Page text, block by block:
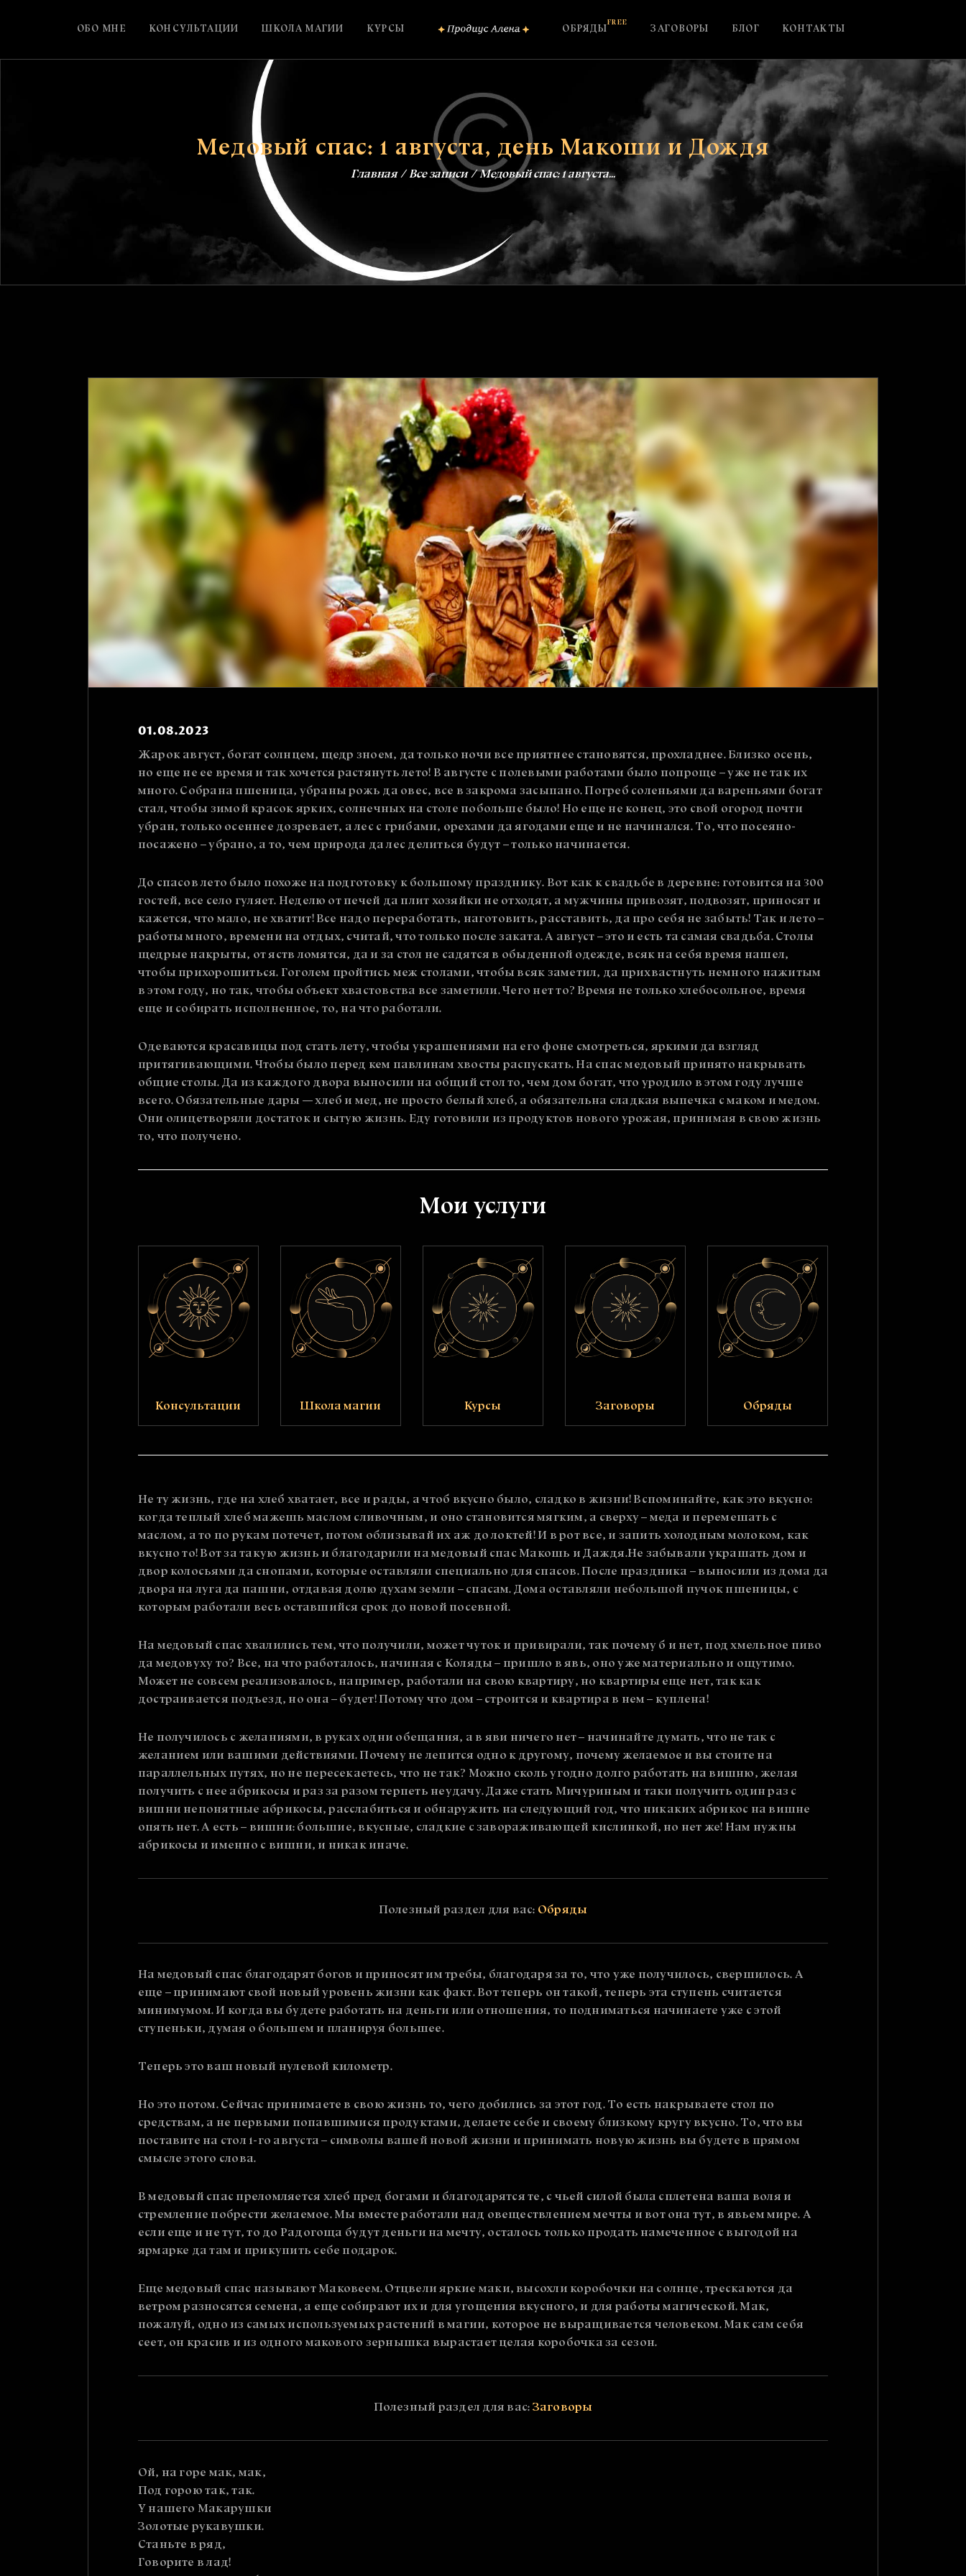
ОБО МНЕ КОНСУЛЬТАЦИИ ШКОЛА МАГИИ КУРСЫ ОБРЯДЫ
FREE
ЗАГОВОРЫ БЛОГ КОНТАКТЫ
Медовый спас: 1 августа, день Макоши и Дождя
Главная Все записи Медовый спас: 1 августа...
КОНСУЛЬТАЦИИ
ШКОЛА МАГИИ
ОБРЯДЫFREE
БЛОГ
КОНТАКТЫ
01.08.2023
Жарок август, богат солнцем, щедр зноем, да только ночи все приятнее становятся, прохладнее. Близко осень,
но еще не ее время и так хочется растянуть лето! В августе с полевыми работами было попроще – уже не так их
много. Собрана пшеница, убраны рожь да овес, все в закрома засыпано. Погреб соленьями да вареньями богат
стал, чтобы зимой красок ярких, солнечных на столе побольше было! Но еще не конец, это свой огород почти
убран, только осеннее дозревает, а лес с грибами, орехами да ягодами еще и не начинался. То, что посеяно-
посажено – убрано, а то, чем природа да лес делиться будут – только начинается.
До спасов лето было похоже на подготовку к большому празднику. Вот как к свадьбе в деревне: готовится на 300
гостей, все село гуляет. Неделю от печей да плит хозяйки не отходят, а мужчины привозят, подвозят, приносят и
кажется, что мало, не хватит! Все надо переработать, наготовить, расставить, да про себя не забыть! Так и лето –
работы много, времени на отдых, считай, что только после заката. А август – это и есть та самая свадьба. Столы
щедрые накрыты, от яств ломятся, да и за стол не садятся в обыденной одежде, всяк на себя время нашел,
чтобы прихорошиться. Гоголем пройтись меж столами, чтобы всяк заметил, да прихвастнуть немного нажитым
в этом году, но так, чтобы объект хвастовства все заметили. Чего нет то? Время не только хлебосольное, время
еще и собирать исполненное, то, на что работали.
Одеваются красавицы под стать лету, чтобы украшениями на его фоне смотреться, яркими да взгляд
притягивающими. Чтобы было перед кем павлинам хвосты распускать. На спас медовый принято накрывать
общие столы. Да из каждого двора выносили на общий стол то, чем дом богат, что уродило в этом году лучше
всего. Обязательные дары — хлеб и мед, не просто белый хлеб, а обязательна сладкая выпечка с маком и медом.
Они олицетворяли достаток и сытую жизнь. Еду готовили из продуктов нового урожая, принимая в свою жизнь
то, что получено.
Мои услуги
Консультации Школа магии Курсы Заговоры Обряды
Не ту жизнь, где на хлеб хватает, все и рады, а чтоб вкусно было, сладко в жизни! Вспоминайте, как это вкусно:
когда теплый хлеб мажешь маслом сливочным, и оно становится мягким, а сверху – меда и перемешать с
маслом, а то по рукам потечет, потом облизывай их аж до локтей! И в рот все, и запить холодным молоком, как
вкусно то! Вот за такую жизнь и благодарили на медовый спас Макошь и Даждя.Не забывали украшать дом и
двор колосьями да снопами, которые оставляли специально для спасов. После праздника – выносили из дома да
двора на луга да пашни, отдавая долю духам земли – спасам. Дома оставляли небольшой пучок пшеницы, с
которым работали весь оставшийся срок до новой посевной.
На медовый спас хвалились тем, что получили, может чуток и привирали, так почему б и нет, под хмельное пиво
да медовуху то? Все, на что работалось, начиная с Коляды – пришло в явь, оно уже материально и ощутимо.
Может не совсем реализовалось, например, работали на свою квартиру, но квартиры еще нет, так как
достраивается подъезд, но она – будет! Потому что дом – строится и квартира в нем – куплена!
Не получилось с желаниями, в руках одни обещания, а в яви ничего нет – начинайте думать, что не так с
желанием или вашими действиями. Почему не лепится одно к другому, почему желаемое и вы стоите на
параллельных путях, но не пересекаетесь, что не так? Можно сколь угодно долго работать на вишню, желая
получить с нее абрикосы и раз за разом терпеть неудачу. Даже стать Мичуриным и таки получить один раз с
вишни непонятные абрикосы, расслабиться и обнаружить на следующий год, что никаких абрикос на вишне
опять нет. А есть – вишни: большие, вкусные, сладкие с завораживающей кислинкой, но нет же! Нам нужны
абрикосы и именно с вишни, и никак иначе.
Полезный раздел для вас: Обряды
На медовый спас благодарят богов и приносят им требы, благодаря за то, что уже получилось, свершилось. А
еще – принимают свой новый уровень жизни как факт. Вот теперь он такой, теперь эта ступень считается
минимумом. И когда вы будете работать на деньги или отношения, то подниматься начинаете уже с этой
ступеньки, думая о большем и планируя большее.
Теперь это ваш новый нулевой километр.
Но это потом. Сейчас принимаете в свою жизнь то, чего добились за этот год. То есть накрываете стол по
средствам, а не первыми попавшимися продуктами, делаете себе и своему близкому кругу вкусно. То, что вы
поставите на стол 1-го августа – символы вашей новой жизни и принимать новую жизнь вы будете в прямом
смысле этого слова.
В медовый спас преломляется хлеб пред богами и благодарятся те, с чьей силой была сплетена ваша воля и
стремление побрести желаемое. Мы вместе работали над овеществлением мечты и вот она тут, в явьем мире. А
если еще и не тут, то до Радогоща будут деньги на мечту, осталось только продать намеченное с выгодой на
ярмарке да там и прикупить себе подарок.
Еще медовый спас называют Маковеем. Отцвели яркие маки, высохли коробочки на солнце, трескаются да
ветром разносятся семена, а еще собирают их и для угощения вкусного, и для работы магической. Мак,
пожалуй, одно из самых используемых растений в магии, которое не выращивается человеком. Мак сам себя
сеет, он красив и из одного макового зернышка вырастает целая коробочка за сезон.
Полезный раздел для вас: Заговоры
Ой, на горе мак, мак,
Под горою так, так.
У нашего Макарушки
Золотые рукавушки.
Станьте в ряд,
Говорите в лад!